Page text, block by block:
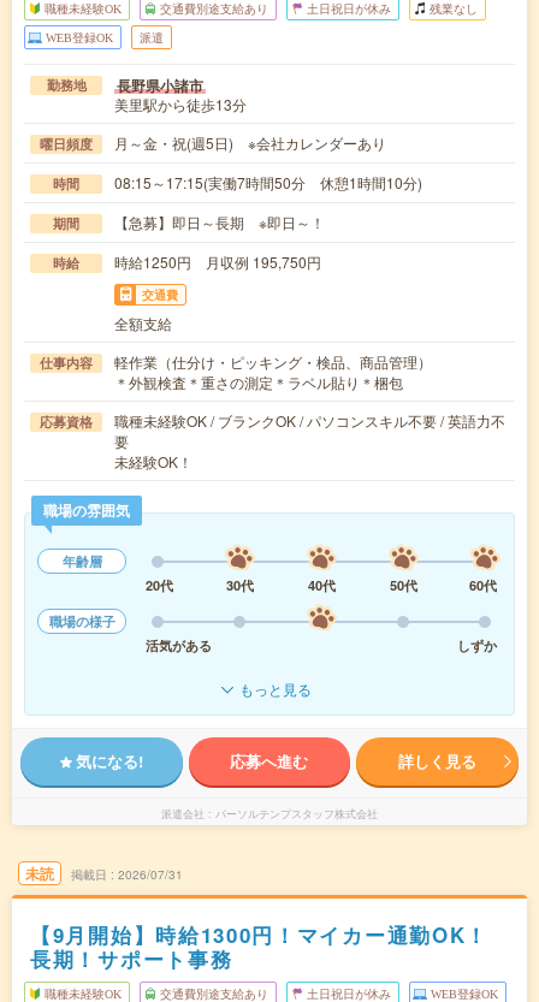
職種未経験OK 交通費別途支給あり 土日祝日が休み 残業なし
WEB登録OK 派遣
勤務地 長野県小諸市
美里駅から徒歩13分
曜日頻度 月～金・祝(週5日) ※会社カレンダーあり
時間 08:15～17:15(実働7時間50分 休憩1時間10分)
期間 【急募】即日～長期 ※即日～！
時給 時給1250円 月収例 195,750円
交通費
全額支給
仕事内容
軽作業（仕分け・ピッキング・検品、商品管理）
＊外観検査＊重さの測定＊ラベル貼り＊梱包
応募資格
職種未経験OK / ブランクOK / パソコンスキル不要 / 英語力不
要
未経験OK！
職場の雰囲気
年齢層
20代
30代 40代 50代
60代
職場の様子
活気がある
しずか
もっと見る
気になる! 応募へ進む 詳しく見る
派遣会社 パーソルテンプスタッフ株式会社
未読 掲載日 2026/07/31
【9月開始】時給1300円！マイカー通勤OK！
長期！サポート事務
職種未経験OK 交通費別途支給あり 土日祝日が休み WEB登録OK